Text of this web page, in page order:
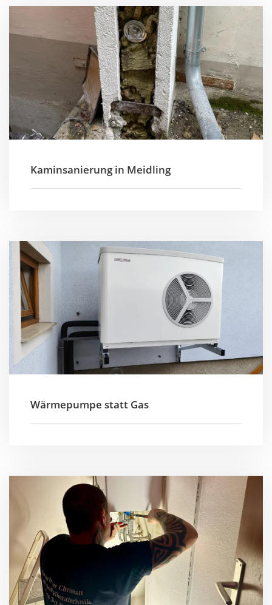
Kaminsanierung in Meidling
Wärmepumpe statt Gas